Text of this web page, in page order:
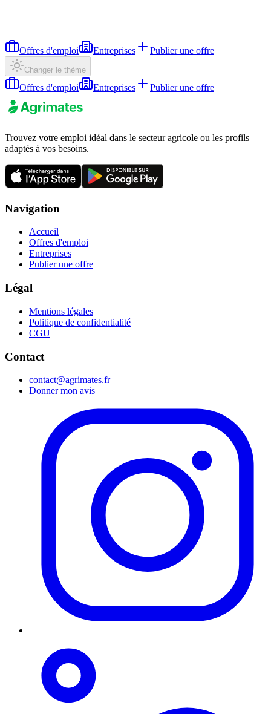
Offres d'emploi Entreprises Publier une offre
Changer le thème
Offres d'emploi Entreprises Publier une offre
Trouvez votre emploi idéal dans le secteur agricole ou les profils
adaptés à vos besoins.
Navigation
Accueil
Offres d'emploi
Entreprises
Publier une offre
Légal
Mentions légales
Politique de confidentialité
CGU
Contact
contact@agrimates.fr
Donner mon avis